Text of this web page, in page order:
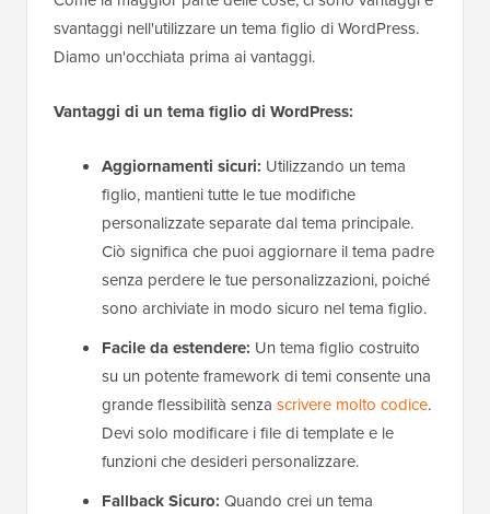
svantaggi nell'utilizzare un tema figlio di WordPress.
Diamo un'occhiata prima ai vantaggi.
Vantaggi di un tema figlio di WordPress:
Aggiornamenti sicuri: Utilizzando un tema
figlio, mantieni tutte le tue modifiche
personalizzate separate dal tema principale.
Ciò significa che puoi aggiornare il tema padre
senza perdere le tue personalizzazioni, poiché
sono archiviate in modo sicuro nel tema figlio.
Facile da estendere: Un tema figlio costruito
su un potente framework di temi consente una
grande flessibilità senza scrivere molto codice.
Devi solo modificare i file di template e le
funzioni che desideri personalizzare.
Fallback Sicuro: Quando crei un tema